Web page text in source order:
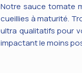
Notre sauce tomate
cueillies à maturité.
ultra qualitatifs pour
impactant le moins